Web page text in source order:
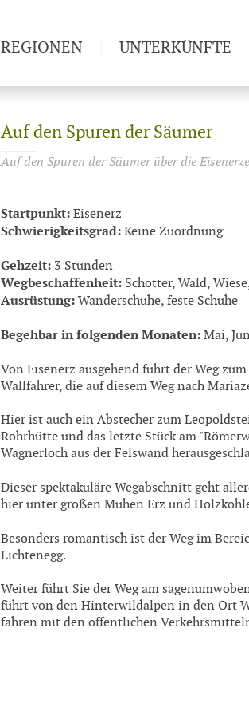
Auf den Spuren der Säumer
Auf den Spuren der Säumer über die
Startpunkt: Eisenerz
Schwierigkeitsgrad: Keine Zuordnung
Gehzeit: 3 Stunden
Wegbeschaffenheit: Schotter, Wald,
Ausrüstung: Wanderschuhe, feste Schuhe
Begehbar in folgenden Monaten: Mai,
Von Eisenerz ausgehend führt der Weg
Wallfahrer, die auf diesem Weg nach
Hier ist auch ein Abstecher zum
Rohrhütte und das letzte Stück am
Wagnerloch aus der Felswand
Dieser spektakuläre Wegabschnitt geht
hier unter großen Mühen Erz und
Besonders romantisch ist der Weg im
Lichtenegg.
Weiter führt Sie der Weg am
führt von den Hinterwildalpen in den Ort
fahren mit den öffentlichen
REGIONEN UNTERKÜNFTE